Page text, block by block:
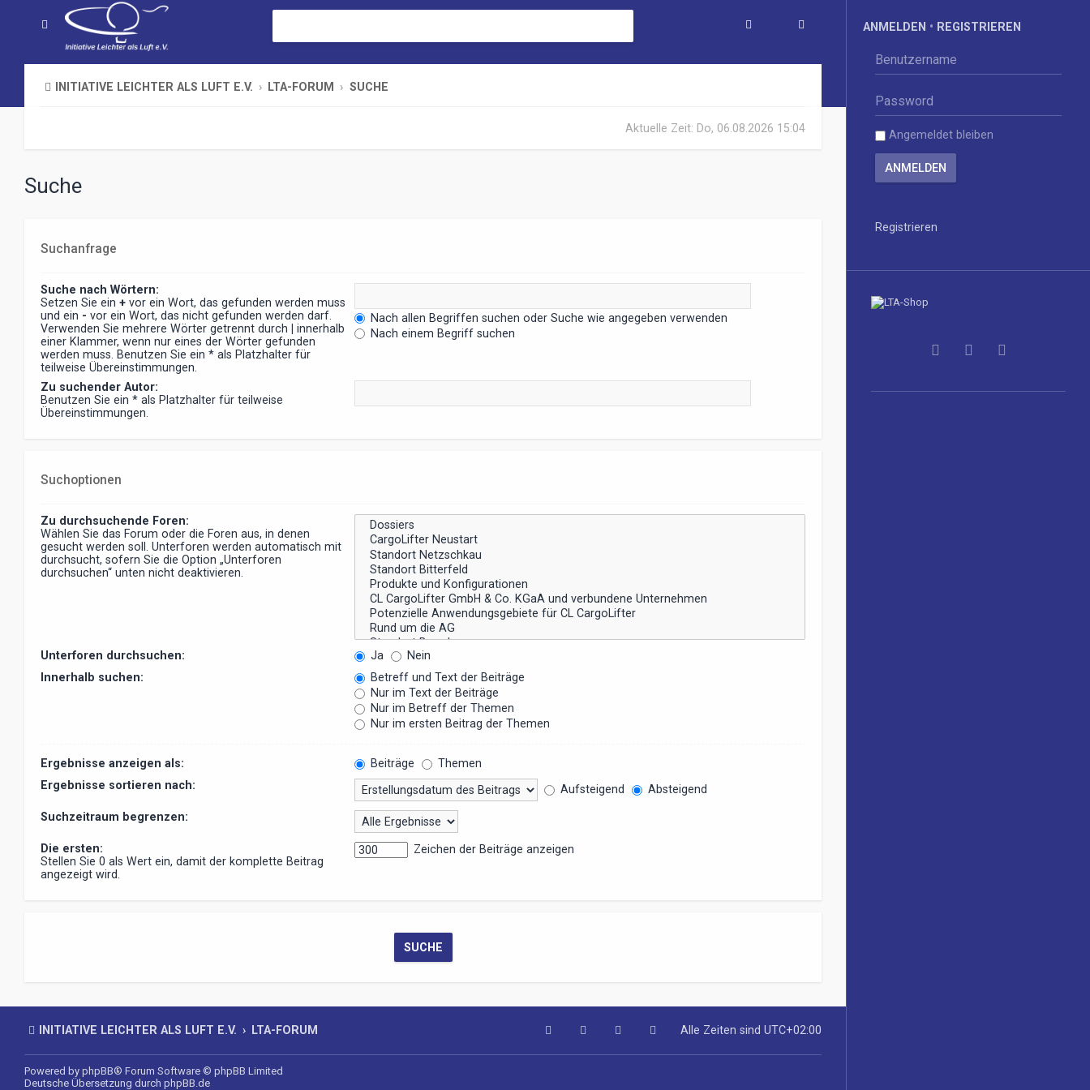
INITIATIVE LEICHTER ALS LUFT E.V. LTA-FORUM SUCHE
Aktuelle Zeit: Do, 06.08.2026 15:04
Suche
Suchanfrage
Suche nach Wörtern:
Setzen Sie ein + vor ein Wort, das gefunden werden muss
und ein - vor ein Wort, das nicht gefunden werden darf.
Verwenden Sie mehrere Wörter getrennt durch | innerhalb
einer Klammer, wenn nur eines der Wörter gefunden
werden muss. Benutzen Sie ein * als Platzhalter für
teilweise Übereinstimmungen.
Nach allen Begriffen suchen oder Suche wie angegeben verwenden
Nach einem Begriff suchen
Zu suchender Autor:
Benutzen Sie ein * als Platzhalter für teilweise
Übereinstimmungen.
Suchoptionen
Zu durchsuchende Foren:
Wählen Sie das Forum oder die Foren aus, in denen
gesucht werden soll. Unterforen werden automatisch mit
durchsucht, sofern Sie die Option „Unterforen
durchsuchen“ unten nicht deaktivieren.
Unterforen durchsuchen: Ja
Nein
Innerhalb suchen:
Betreff und Text der Beiträge
Nur im Text der Beiträge
Nur im Betreff der Themen
Nur im ersten Beitrag der Themen
Ergebnisse anzeigen als: Beiträge
Themen
Ergebnisse sortieren nach:
Aufsteigend Absteigend
Suchzeitraum begrenzen:
Die ersten:
Stellen Sie 0 als Wert ein, damit der komplette Beitrag
angezeigt wird.
Zeichen der Beiträge anzeigen
INITIATIVE LEICHTER ALS LUFT E.V. LTA-FORUM Alle Zeiten sind UTC+02:00
Powered by phpBB® Forum Software © phpBB Limited
Deutsche Übersetzung durch phpBB.de
ANMELDEN • REGISTRIEREN
Angemeldet bleiben
Registrieren